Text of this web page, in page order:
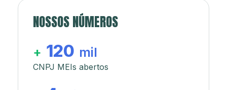
NOSSOS NÚMEROS
+ 120 mil
CNPJ MEIs abertos